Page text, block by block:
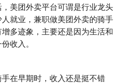
美团外卖平台可谓是行业龙头
就业，兼职做美团外卖的骑手
多迹象，主要还是因为生活和
收入。
在早期时，收入还是挺不错